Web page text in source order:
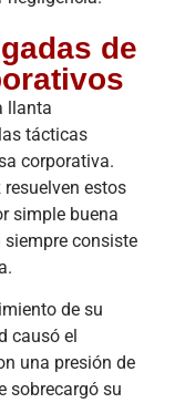
de
llanta
tácticas
corporativa.
estos
simple buena
consiste
de su
causó el
una presión de
sobrecargó su